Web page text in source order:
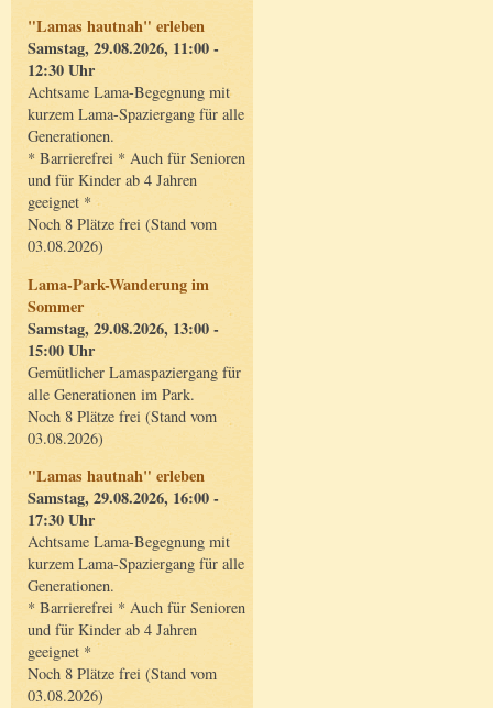
"Lamas hautnah" erleben
Samstag, 29.08.2026, 11:00 -
12:30 Uhr
Achtsame Lama-Begegnung mit
kurzem Lama-Spaziergang für alle
Generationen.
* Barrierefrei * Auch für Senioren
und für Kinder ab 4 Jahren
geeignet *
Noch 8 Plätze frei (Stand vom
03.08.2026)
Lama-Park-Wanderung im
Sommer
Samstag, 29.08.2026, 13:00 -
15:00 Uhr
Gemütlicher Lamaspaziergang für
alle Generationen im Park.
Noch 8 Plätze frei (Stand vom
03.08.2026)
"Lamas hautnah" erleben
Samstag, 29.08.2026, 16:00 -
17:30 Uhr
Achtsame Lama-Begegnung mit
kurzem Lama-Spaziergang für alle
Generationen.
* Barrierefrei * Auch für Senioren
und für Kinder ab 4 Jahren
geeignet *
Noch 8 Plätze frei (Stand vom
03.08.2026)